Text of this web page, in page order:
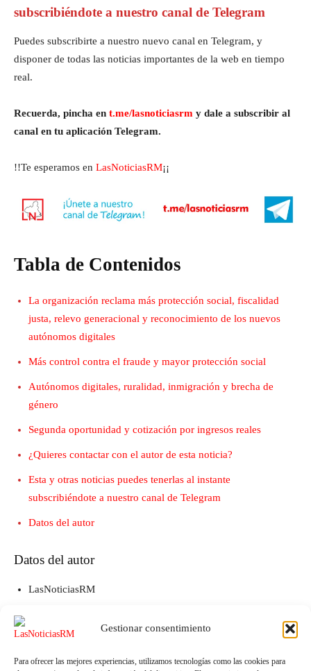
Gestionar consentimiento
Para ofrecer las mejores experiencias, utilizamos tecnologías como las cookies para
subscribiéndote a nuestro canal de Telegram
Puedes subscribirte a nuestro nuevo canal en Telegram, y
disponer de todas las noticias importantes de la web en tiempo
real.
Recuerda, pincha en t.me/lasnoticiasrm y dale a subscribir al
canal en tu aplicación Telegram.
!!Te esperamos en LasNoticiasRM¡¡
Tabla de Contenidos
La organización reclama más protección social, fiscalidad
justa, relevo generacional y reconocimiento de los nuevos
autónomos digitales
Más control contra el fraude y mayor protección social
Autónomos digitales, ruralidad, inmigración y brecha de
género
Segunda oportunidad y cotización por ingresos reales
¿Quieres contactar con el autor de esta noticia?
Esta y otras noticias puedes tenerlas al instante
subscribiéndote a nuestro canal de Telegram
Datos del autor
Datos del autor
LasNoticiasRM
Teléfono y Whatsapp: 641387053